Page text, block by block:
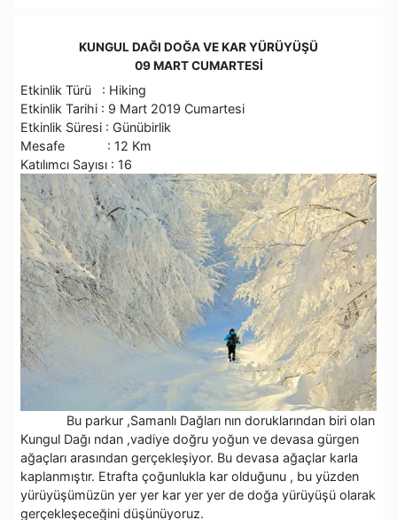
KUNGUL DAĞI DOĞA VE KAR YÜRÜYÜŞÜ
09 MART CUMARTESİ
Etkinlik Türü : Hiking
Etkinlik Tarihi : 9 Mart 2019 Cumartesi
Etkinlik Süresi : Günübirlik
Mesafe : 12 Km
Katılımcı Sayısı : 16
Bu parkur ,Samanlı Dağları nın doruklarından biri olan
Kungul Dağı ndan ,vadiye doğru yoğun ve devasa gürgen
ağaçları arasından gerçekleşiyor. Bu devasa ağaçlar karla
kaplanmıştır. Etrafta çoğunlukla kar olduğunu , bu yüzden
yürüyüşümüzün yer yer kar yer yer de doğa yürüyüşü olarak
gerçekleşeceğini düşünüyoruz.